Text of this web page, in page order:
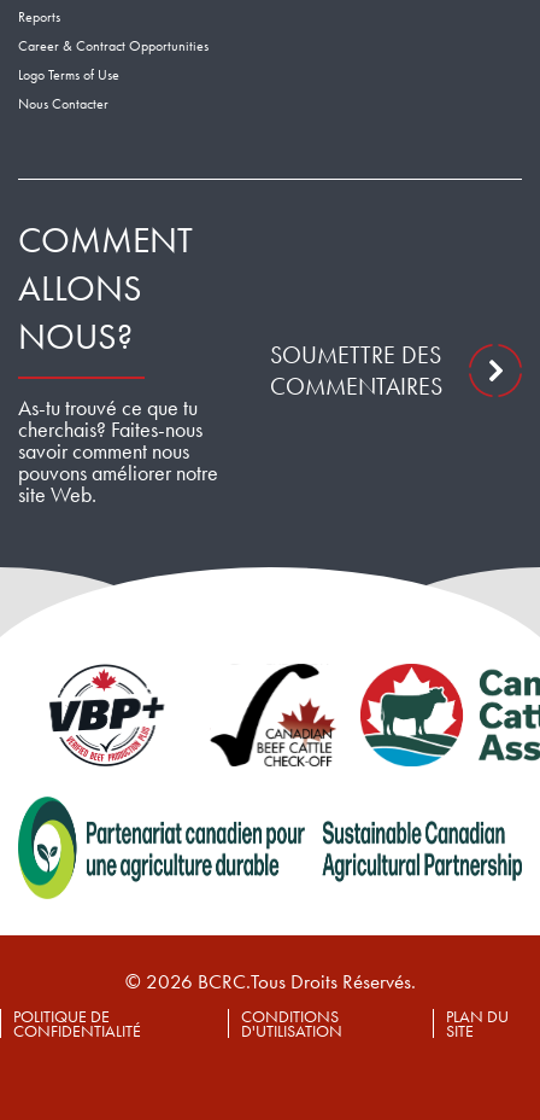
Reports
Career & Contract Opportunities
Logo Terms of Use
Nous Contacter
COMMENT
ALLONS
NOUS?
As-tu trouvé ce que tu
cherchais? Faites-nous
savoir comment nous
pouvons améliorer notre
site Web.
SOUMETTRE DES
COMMENTAIRES
© 2026 BCRC.Tous Droits Réservés.
POLITIQUE DE
CONFIDENTIALITÉ
CONDITIONS
D'UTILISATION
PLAN DU
SITE